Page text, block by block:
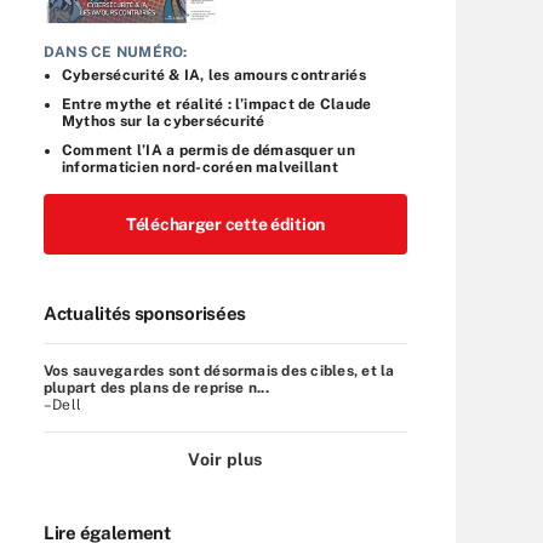
DANS CE NUMÉRO:
Cybersécurité & IA, les amours contrariés
Entre mythe et réalité : l’impact de Claude
Mythos sur la cybersécurité
Comment l’IA a permis de démasquer un
informaticien nord-coréen malveillant
Télécharger cette édition
Actualités sponsorisées
Vos sauvegardes sont désormais des cibles, et la
plupart des plans de reprise n...
–Dell
Voir plus
Lire également